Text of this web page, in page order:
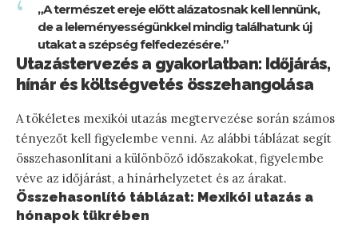
„A természet ereje előtt alázatosnak kell lennünk,
de a leleményességünkkel mindig találhatunk új
utakat a szépség felfedezésére.”
Utazástervezés a gyakorlatban: Időjárás,
hínár és költségvetés összehangolása
A tökéletes mexikói utazás megtervezése során számos
tényezőt kell figyelembe venni. Az alábbi táblázat segít
összehasonlítani a különböző időszakokat, figyelembe
véve az időjárást, a hínárhelyzetet és az árakat.
Összehasonlító táblázat: Mexikói utazás a
hónapok tükrében